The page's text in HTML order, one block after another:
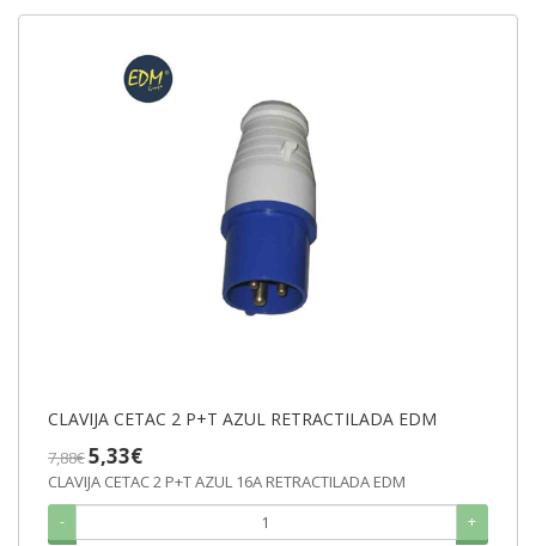
CLAVIJA CETAC 2 P+T AZUL RETRACTILADA EDM
7,88€5,33€
CLAVIJA CETAC 2 P+T AZUL 16A RETRACTILADA EDM
- +